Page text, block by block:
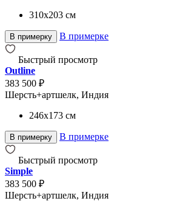
310x203 см
В примерку В примерке
Быстрый просмотр
Outline
383 500 ₽
Шерсть+артшелк, Индия
246x173 см
В примерку В примерке
Быстрый просмотр
Simple
383 500 ₽
Шерсть+артшелк, Индия